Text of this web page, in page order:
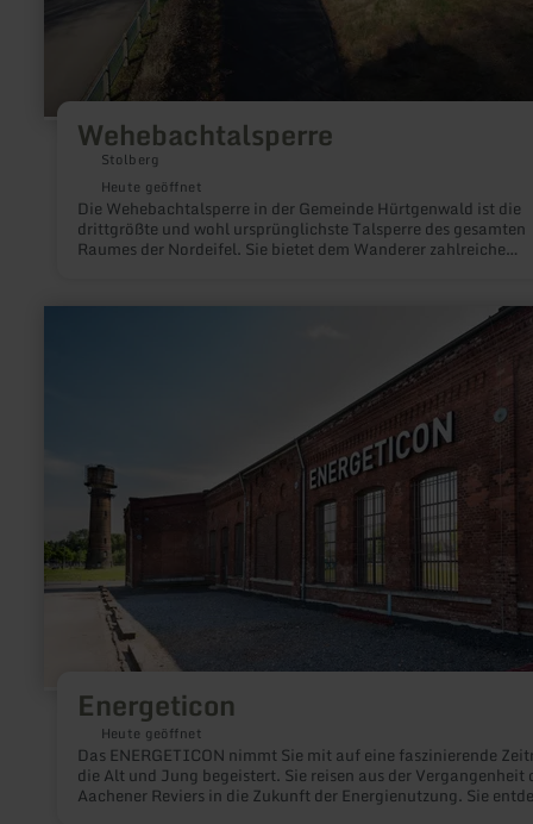
Wehebachtalsperre
Stolberg
Heute geöffnet
Die Wehebachtalsperre in der Gemeinde Hürtgenwald ist die
drittgrößte und wohl ursprünglichste Talsperre des gesamten
Raumes der Nordeifel. Sie bietet dem Wanderer zahlreiche
Energeticon
Heute geöffnet
Das ENERGETICON nimmt Sie mit auf eine faszinierende
die Alt und Jung begeistert. Sie reisen aus der Vergangenheit
Aachener Reviers in die Zukunft der Energienutzung. Sie